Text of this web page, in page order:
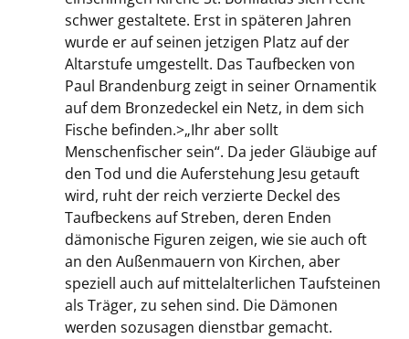
schwer gestaltete. Erst in späteren Jahren
wurde er auf seinen jetzigen Platz auf der
Altarstufe umgestellt. Das Taufbecken von
Paul Brandenburg zeigt in seiner Ornamentik
auf dem Bronzedeckel ein Netz, in dem sich
Fische befinden.>„Ihr aber sollt
Menschenfischer sein“. Da jeder Gläubige auf
den Tod und die Auferstehung Jesu getauft
wird, ruht der reich verzierte Deckel des
Taufbeckens auf Streben, deren Enden
dämonische Figuren zeigen, wie sie auch oft
an den Außenmauern von Kirchen, aber
speziell auch auf mittelalterlichen Taufsteinen
als Träger, zu sehen sind. Die Dämonen
werden sozusagen dienstbar gemacht.